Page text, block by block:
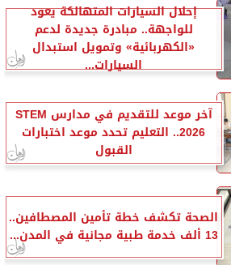
إحلال السيارات المتهالكة يعود
للواجهة.. مبادرة جديدة لدعم
«الكهربائية» وتمويل استبدال
السيارات...
آخر موعد للتقديم في مدارس STEM
2026.. التعليم تحدد موعد اختبارات
القبول
الصحة تكشف خطة تأمين المصطافين..
13 ألف خدمة طبية مجانية في المدن...